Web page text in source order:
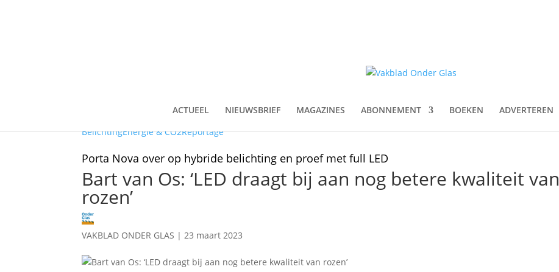
ACTUEEL NIEUWSBRIEF MAGAZINES ABONNEMENT BOEKEN ADVERTEREN
BelichtingEnergie & CO2Reportage
Porta Nova over op hybride belichting en proef met full LED
Bart van Os: ‘LED draagt bij aan nog betere kwaliteit van
rozen’
VAKBLAD ONDER GLAS |23 maart 2023